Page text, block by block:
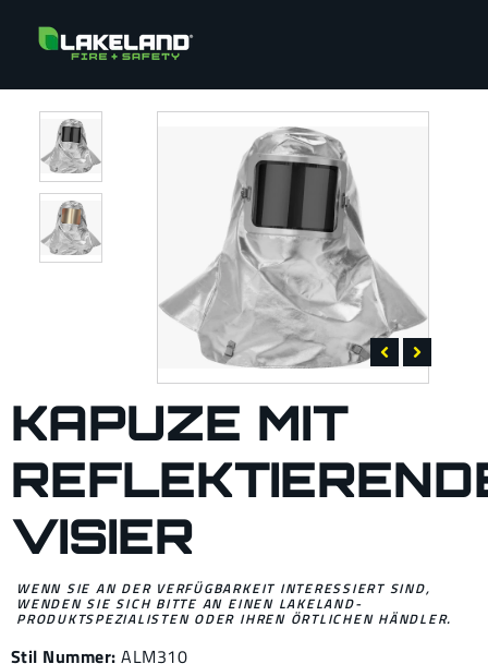
KAPUZE MIT
VISIER
WENN SIE AN DER VERFÜGBARKEIT INTERESSIERT SIND,
WENDEN SIE SICH BITTE AN EINEN LAKELAND-
PRODUKTSPEZIALISTEN ODER IHREN ÖRTLICHEN HÄNDLER.
Stil Nummer: ALM310